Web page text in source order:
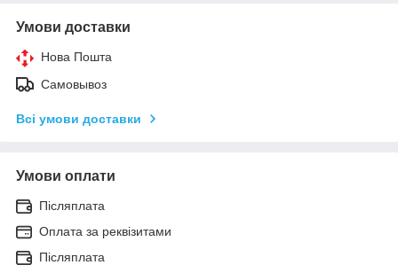
Умови доставки
Нова Пошта
Самовывоз
Всі умови доставки
Умови оплати
Післяплата
Оплата за реквізитами
Післяплата